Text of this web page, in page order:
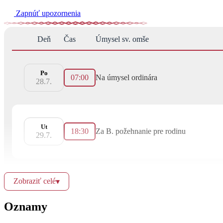
Zapnúť upozornenia
Deň Čas Úmysel sv. omše
Po
28.7. 07:00 Na úmysel ordinára
Ut
29.7. 18:30 Za B. požehnanie pre rodinu
St
30.7.
Zobraziť celé▾
Oznamy